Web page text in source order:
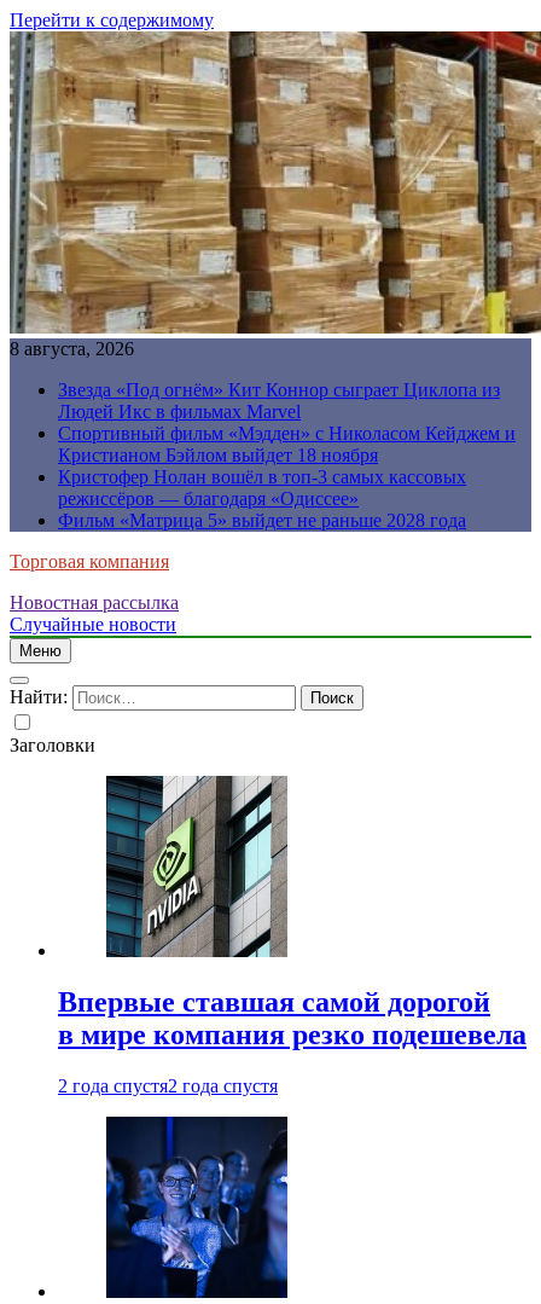
Перейти к содержимому
8 августа, 2026
Звезда «Под огнём» Кит Коннор сыграет Циклопа из
Людей Икс в фильмах Marvel
Спортивный фильм «Мэдден» с Николасом Кейджем и
Кристианом Бэйлом выйдет 18 ноября
Кристофер Нолан вошёл в топ-3 самых кассовых
режиссёров — благодаря «Одиссее»
Фильм «Матрица 5» выйдет не раньше 2028 года
Торговая компания
Новостная рассылка
Случайные новости
Меню
Найти:
Заголовки
Впервые ставшая самой дорогой
в мире компания резко подешевела
2 года спустя2 года спустя